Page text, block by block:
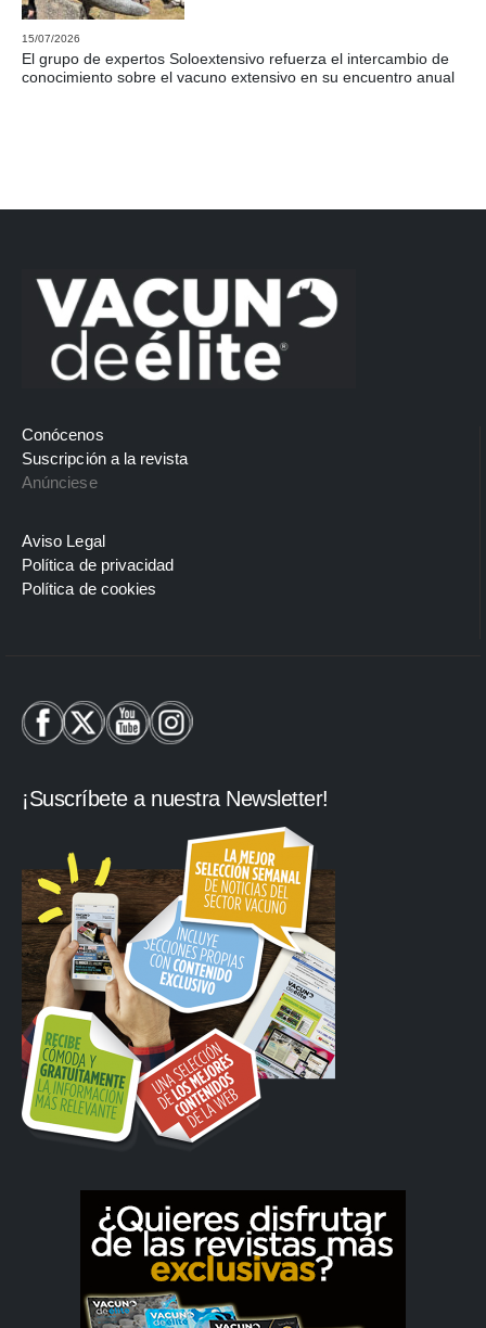
15/07/2026
El grupo de expertos Soloextensivo refuerza el intercambio de
conocimiento sobre el vacuno extensivo en su encuentro anual
Conócenos
Suscripción a la revista
Anúnciese
Aviso Legal
Política de privacidad
Política de cookies
¡Suscríbete a nuestra Newsletter!